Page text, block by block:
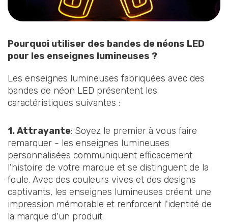
Pourquoi utiliser des bandes de néons LED
pour les enseignes lumineuses ?
Les enseignes lumineuses fabriquées avec des
bandes de néon LED présentent les
caractéristiques suivantes :
1. Attrayante: Soyez le premier à vous faire
remarquer - les enseignes lumineuses
personnalisées communiquent efficacement
l'histoire de votre marque et se distinguent de la
foule. Avec des couleurs vives et des designs
captivants, les enseignes lumineuses créent une
impression mémorable et renforcent l'identité de
la marque d'un produit.